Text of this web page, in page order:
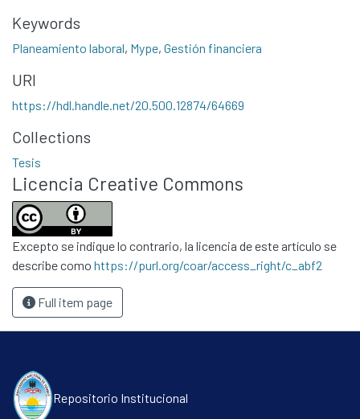
Keywords
Planeamiento laboral, Mype, Gestión financiera
URI
https://hdl.handle.net/20.500.12874/64669
Collections
Tesis
Licencia Creative Commons
Excepto se indique lo contrario, la licencia de este artículo se
describe como https://purl.org/coar/access_right/c_abf2
Full item page
Repositorio Institucional